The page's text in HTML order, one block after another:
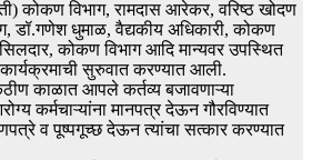
कोकण विभाग, रामदास आरेकर, वरिष्ठ खोदण
डॉ.गणेश धुमाळ, वैद्यकीय अधिकारी, कोकण
कोकण विभाग आदि मान्यवर उपस्थित
सुरुवात करण्यात आली.
काळात आपले कर्तव्य बजावणाऱ्या
कर्मचाऱ्यांना मानपत्र देऊन गौरविण्यात
व पूष्पगूच्छ देऊन त्यांचा सत्कार करण्यात